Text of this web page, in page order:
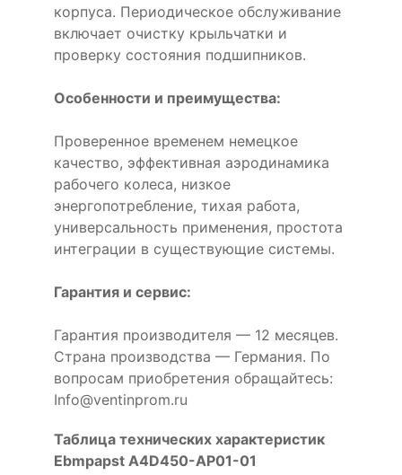
корпуса. Периодическое обслуживание
включает очистку крыльчатки и
проверку состояния подшипников.
Особенности и преимущества:
Проверенное временем немецкое
качество, эффективная аэродинамика
рабочего колеса, низкое
энергопотребление, тихая работа,
универсальность применения, простота
интеграции в существующие системы.
Гарантия и сервис:
Гарантия производителя — 12 месяцев.
Страна производства — Германия. По
вопросам приобретения обращайтесь:
Info@ventinprom.ru
Таблица технических характеристик
Ebmpapst A4D450-AP01-01